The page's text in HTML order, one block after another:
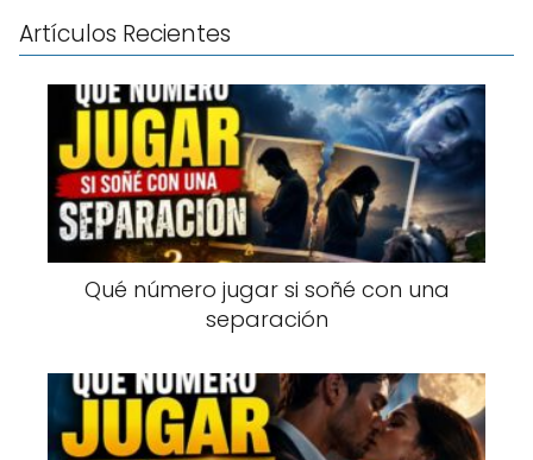
Artículos Recientes
Qué número jugar si soñé con una
separación